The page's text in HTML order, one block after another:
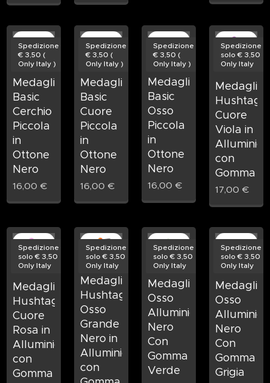
Medaglietta
Basic
Cerchio
Piccola
in
Ottone
Nero
Spedizione
€ 3,50 (
Only Italy )
16,00 €
Medaglietta
Basic
Cuore
Piccola
in
Ottone
Nero
Spedizione
€ 3,50 (
Only Italy )
16,00 €
Medaglietta
Basic
Osso
Piccola
in
Ottone
Nero
Spedizione
€ 3,50 (
Only Italy )
16,00 €
Hushtag
Cuore
Viola in
Alluminio
con
Gomma
Spedizione
solo € 3,50
Only Italy
17,00 €
Medaglietta
Hushtag
Cuore
Rosa in
Alluminio
con
Gomma
Spedizione
solo € 3,50
Only Italy
Medaglietta
Hushtag
Osso
Grande
Nero in
Alluminio
con
Spedizione
solo € 3,50
Only Italy
Medaglietta
Osso
Alluminio
Nero
Con
Gomma
Verde
Spedizione
solo € 3,50
Only Italy
Osso
Alluminio
Nero
Con
Gomma
Grigia
Spedizione
solo € 3,50
Only Italy